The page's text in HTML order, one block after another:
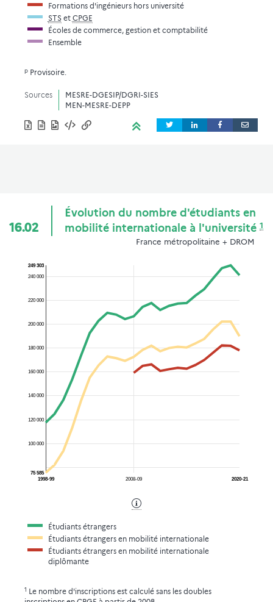
Formations d'ingénieurs hors université
STSet CPGE
Écoles de commerce, gestion et comptabilité
Ensemble
p Provisoire.
Sources
MESRE-DGESIP/DGRI-SIES
MEN-MESRE-DEPP
16.02
Évolution du nombre d'étudiants en
mobilité internationale à l'université 1
France métropolitaine + DROM
2008-09
1998-99 2020-21
100 000
120 000
140 000
160 000
180 000
200 000
220 000
240 000
75 585
249 303
Étudiants étrangers
Étudiants étrangers en mobilité internationale
Étudiants étrangers en mobilité internationale
diplômante
1 Le nombre d'inscriptions est calculé sans les doubles